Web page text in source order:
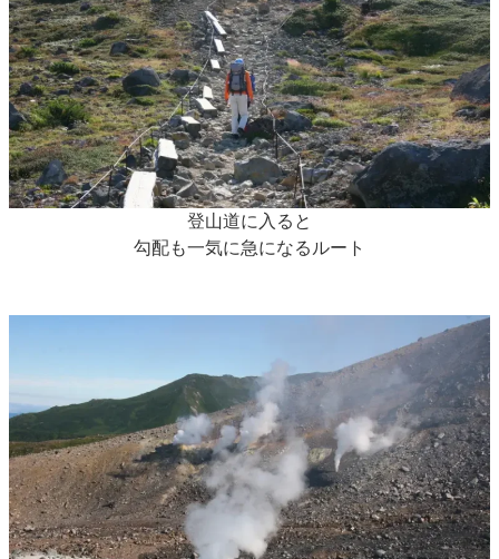
登山道に入ると
勾配も一気に急になるルート